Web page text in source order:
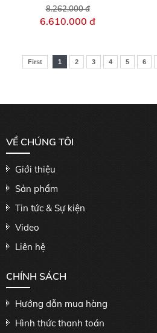
8.262.000 đ
6.610.000 đ
First 1 2 3 4 5 6
VỀ CHÚNG TÔI
Giới thiệu
Sản phẩm
Tin tức & Sự kiện
Video
Liên hệ
CHÍNH SÁCH
Hướng dẫn mua hàng
Hình thức thanh toán